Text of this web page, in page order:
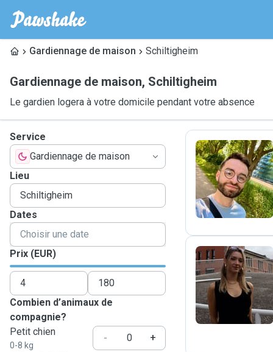
Gardiennage de maison Schiltigheim
Gardiennage de maison, Schiltigheim
Le gardien logera à votre domicile pendant votre absence
Service
Gardiennage de maison
Lieu
Dates
Prix (EUR)
Combien d’animaux de
compagnie?
Petit chien
0-8 kg
-
+
M
D